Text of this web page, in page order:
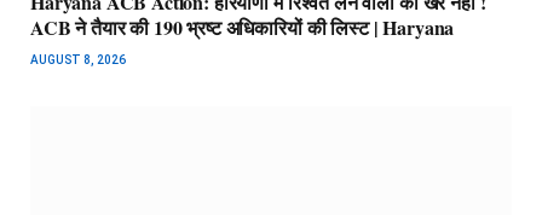
ACB ने तैयार की 190 भ्रष्ट अधिकारियों की लिस्ट | Haryana
AUGUST 8, 2026